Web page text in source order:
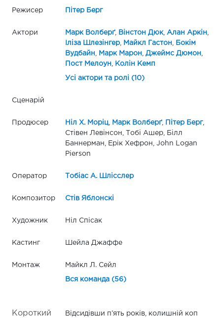
Режисер Пітер Берг
Актори Марк Волберґ, Вінстон Дюк, Алан Аркін
Іліза Шлезінгер, Майкл Гастон
Бокім
Вудбайн
Марк Марон Джеймс Дюмон
Пост Мелоун
Колін Кемп
Усі актори та ролі (10)
Сценарій
Продюсер Ніл Х. Моріц, Марк Волберґ, Пітер Берг,
Стівен Левінсон, Тобі Ашер, Білл
Баннерман, Ерік Хефрон, John Logan
Pierson
Оператор Тобіас А. Шлісслер
Композитор Стів Яблонскі
Художник Ніл Спісак
Кастинг Шейла Джаффе
Монтаж Майкл Л. Сейл
Вся команда (56)
Короткий
Відсидівши п’ять років, колишній коп